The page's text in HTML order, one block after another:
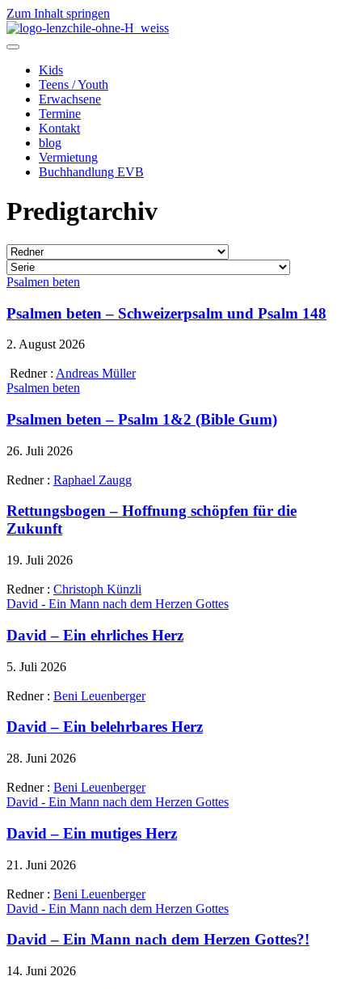
Zum Inhalt springen
Kids
Teens / Youth
Erwachsene
Termine
Kontakt
blog
Vermietung
Buchhandlung EVB
Predigtarchiv
Psalmen beten
Psalmen beten – Schweizerpsalm und Psalm 148
2. August 2026
Redner : Andreas Müller
Psalmen beten
Psalmen beten – Psalm 1&2 (Bible Gum)
26. Juli 2026
Redner : Raphael Zaugg
Rettungsbogen – Hoffnung schöpfen für die
Zukunft
19. Juli 2026
Redner : Christoph Künzli
David - Ein Mann nach dem Herzen Gottes
David – Ein ehrliches Herz
5. Juli 2026
Redner : Beni Leuenberger
David – Ein belehrbares Herz
28. Juni 2026
Redner : Beni Leuenberger
David - Ein Mann nach dem Herzen Gottes
David – Ein mutiges Herz
21. Juni 2026
Redner : Beni Leuenberger
David - Ein Mann nach dem Herzen Gottes
David – Ein Mann nach dem Herzen Gottes?!
14. Juni 2026